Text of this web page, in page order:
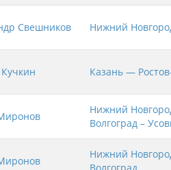
Свешников Нижний
Казань —
Нижний
Волгоград –
Нижний